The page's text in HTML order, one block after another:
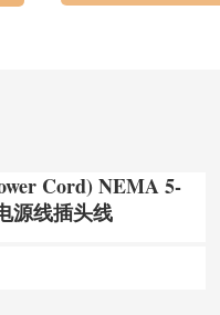
Cord) NEMA 5-
源线插头线